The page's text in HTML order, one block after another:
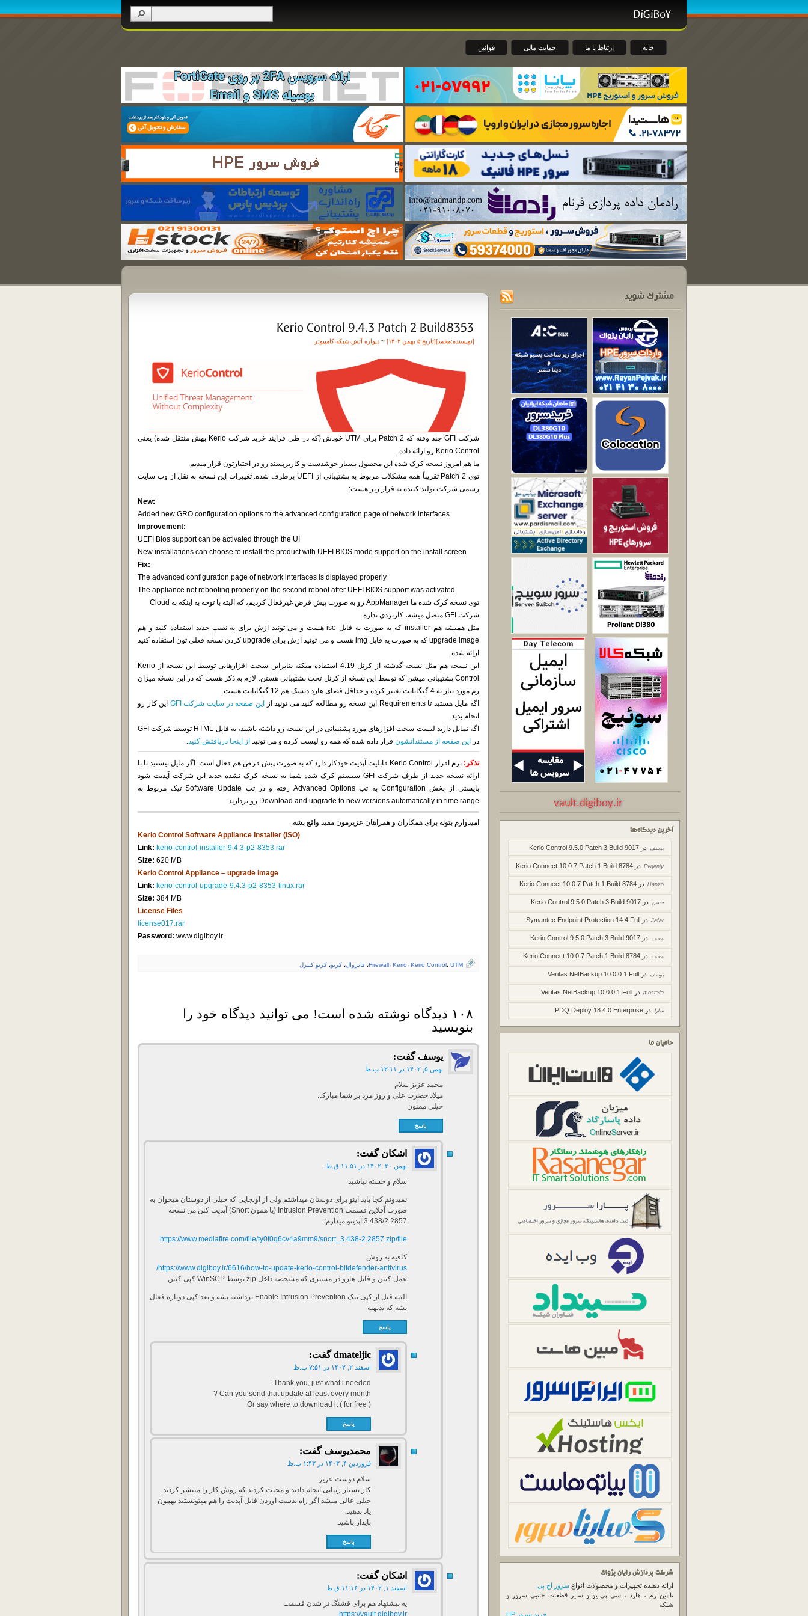
خانه ارتباط با ما حمایت مالی قوانین
آخرین دیدگاه‌ها
یوسف در Kerio Control 9.5.0 Patch 3 Build 9017
Evgeniy در Kerio Connect 10.0.7 Patch 1 Build 8784
Hanzo در Kerio Connect 10.0.7 Patch 1 Build 8784
حسن در Kerio Control 9.5.0 Patch 3 Build 9017
Jafar در Symantec Endpoint Protection 14.4 Full
محمد در Kerio Control 9.5.0 Patch 3 Build 9017
محمد در Kerio Connect 10.0.7 Patch 1 Build 8784
یوسف در Veritas NetBackup 10.0.0.1 Full
mostafa در Veritas NetBackup 10.0.0.1 Full
سارا در PDQ Deploy 18.4.0 Enterprise
حامیان ما
شرکت پردازش رایان پژواک
ارائه دهنده تجهیزات و محصولات انواع سرور اچ پی
تامین رم ، هارد ، سی پی یو و سایر قطعات جانبی سرور و
شبکه
خرید سرور HP
[نویسنده:محمد][تاريخ:۵ بهمن ۱۴۰۲] ~ دیواره آتش،شبکه،کامپیوتر
شرکت GFI چند وقته که Patch 2 برای UTM خودش (که در طی فرایند خرید شرکت Kerio بهش منتقل شده) یعنی
Kerio Control رو ارائه داده.
ما هم امروز نسخه کرک شده این محصول بسیار خوشدست و کاربرپسند رو در اختیارتون قرار میدیم.
توی Patch 2 تقریباً همه مشکلات مربوط به پشتیبانی از UEFI برطرف شده. تغییرات این نسخه به نقل از وب سایت
رسمی شرکت تولید کننده به قرار زیر هست:
New:
Added new GRO configuration options to the advanced configuration page of network interfaces
Improvement:
UEFI Bios support can be activated through the UI
New installations can choose to install the product with UEFI BIOS mode support on the install screen
Fix:
The advanced configuration page of network interfaces is displayed properly
The appliance not rebooting properly on the second reboot after UEFI BIOS support was activated
توی نسخه کرک شده ما AppManager رو به صورت پیش فرض غیرفعال کردیم، که البته با توجه به اینکه به Cloud
شرکت GFI متصل میشه، کاربردی نداره.
مثل همیشه هم installer که به صورت یه فایل iso هست و می تونید ازش برای یه نصب جدید استفاده کنید و هم
upgrade image که به صورت یه فایل img هست و می تونید ازش برای upgrade کردن نسخه فعلی تون استفاده کنید
ارائه شده.
این نسخه هم مثل نسخه گذشته از کرنل 4.19 استفاده میکنه بنابراین سخت افزارهایی توسط این نسخه از Kerio
Control پشتیبانی میشن که توسط این نسخه از کرنل تحت پشتیبانی هستن. لازم به ذکر هست که در این نسخه میزان
رم مورد نیاز به 4 گیگابایت تغییر کرده و حداقل فضای هارد دیسک هم 12 گیگابایت هست.
اگه مایل هستید تا Requirements این نسخه رو مطالعه کنید می تونید از
این صفحه در سایت شرکت GFI
این کار رو
انجام بدید.
اگه تمایل دارید لیست سخت افزارهای مورد پشتیبانی در این نسخه رو داشته باشید، یه فایل HTML توسط شرکت GFI
در
این صفحه از مستنداتشون قرار داده شده که همه رو لیست کرده و می تونید از اینجا دریافتش کنید.
تذکر:
نرم افزار Kerio Control قابلیت آپدیت خودکار دارد که به صورت پیش فرض هم فعال است. اگر مایل نیستید تا با
ارائه نسخه جدید از طرف شرکت GFI سیستم کرک شده شما به نسخه کرک نشده جدید این شرکت آپدیت شود
بایستی از بخش Configuration به تب Advanced Options رفته و در تب Software Update تیک مربوط به
Download and upgrade to new versions automatically in time range رو بردارید.
امیدوارم بتونه برای همکاران و همراهان عزیرمون مفید واقع بشه.
Kerio Control Software Appliance Installer (ISO)
Link: kerio-control-installer-9.4.3-p2-8353.rar
Size: 620 MB
Kerio Control Appliance – upgrade image
Link: kerio-control-upgrade-9.4.3-p2-8353-linux.rar
Size: 384 MB
License Files
license017.rar
Password: www.digiboy.ir
Firewall، Kerio، Kerio Control، UTM ، فایروال، کریو، کریو کنترل
۱۰۸ دیدگاه نوشته شده است! می توانید دیدگاه خود را
بنویسید
یوسف گفت:
بهمن ۵, ۱۴۰۲ در ۱۲:۱۱ ب.ظ
محمد عزیز سلام
میلاد حضرت علی و روز مرد بر شما مبارک.
خیلی ممنون
پاسخ
اشکان گفت:
بهمن ۳۰, ۱۴۰۲ در ۱۱:۵۱ ق.ظ
سلام و خسته نباشید
نمیدونم کجا باید اینو برای دوستان میذاشتم ولی از اونجایی که خیلی از دوستان میخوان به
صورت آفلاین قسمت Intrusion Prevention (یا همون Snort) آپدیت کنن من نسخه
3.438/2.2857 آپدیتو میذارم:
https://www.mediafire.com/file/ty0f0q6cv4a9mm9/snort_3.438-2.2857.zip/file
کافیه به روش
https://www.digiboy.ir/6616/how-to-update-kerio-control-bitdefender-antivirus/
عمل کنین و فایل هارو در مسیری که مشخصه داخل zip توسط WinSCP کپی کنین
البته قبل از کپی تیک Enable Intrusion Prevention برداشته بشه و بعد کپی دوباره فعال
بشه که بدیهیه
پاسخ
dmateljic گفت:
اسفند ۲, ۱۴۰۲ در ۷:۵۱ ب.ظ
Thank you, just what i needed.
Can you send that update at least every month ?
Or say where to download it ( for free )
پاسخ
محمدیوسف گفت:
فروردین ۴, ۱۴۰۳ در ۱:۴۳ ب.ظ
سلام دوست عزیز
کار بسیار زیبایی انجام دادید و محبت کردید که روش کار را منتشر کردید.
خیلی عالی میشد اگر راه بدست اوردن فایل آپدیت را هم میِتونستید بهمون
یاد بدهید.
پایدار باشید.
پاسخ
اشکان گفت:
اسفند ۱, ۱۴۰۲ در ۱۱:۱۶ ق.ظ
یه پیشنهاد هم برای قشنگ تر شدن قسمت
https://vault.digiboy.ir